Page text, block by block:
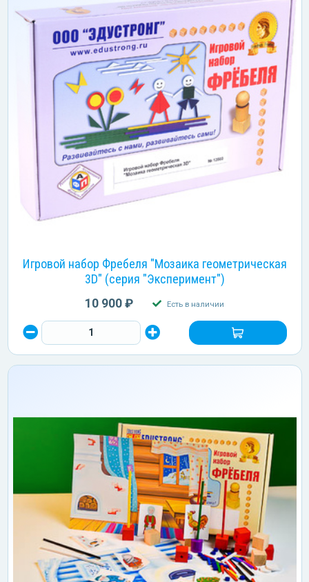
Игровой набор Фребеля "Мозаика геометрическая
3D" (серия "Эксперимент")
10 900 ₽ Есть в наличии